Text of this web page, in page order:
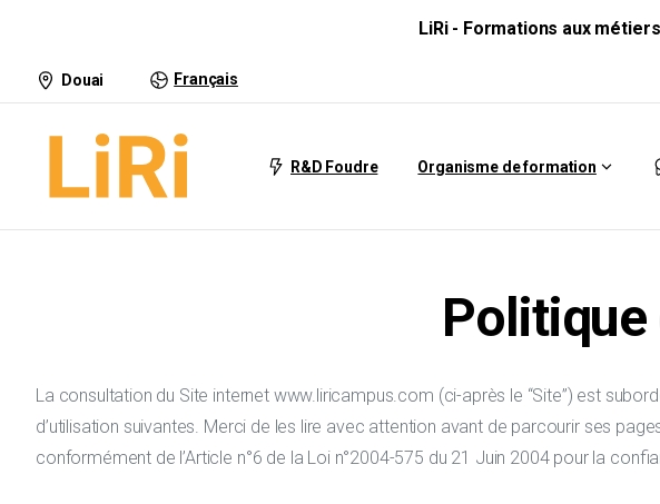
LiRi - Formations aux
Douai Français
R&D Foudre Organisme de formation
La consultation du Site internet www.liricampus.com (ci-après le “Site”) est
d’utilisation suivantes. Merci de les lire avec attention avant de parcourir ses
conformément de l’Article n°6 de la Loi n°2004-575 du 21 Juin 2004 pour la